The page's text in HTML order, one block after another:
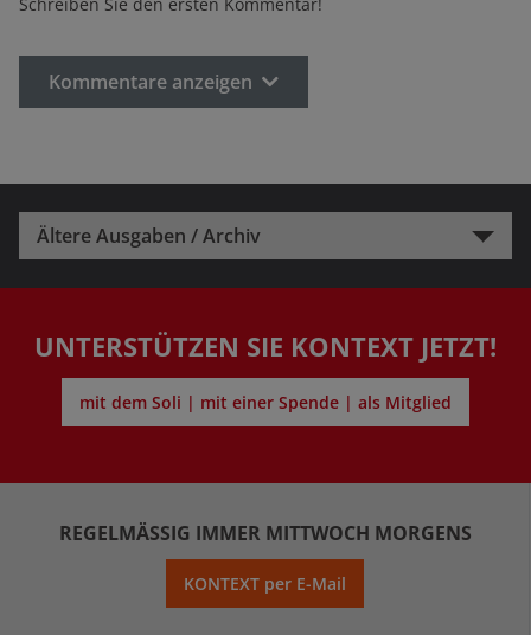
Schreiben Sie den ersten Kommentar!
Kommentare anzeigen
Ältere Ausgaben / Archiv
UNTERSTÜTZEN SIE KONTEXT JETZT!
mit dem Soli | mit einer Spende | als Mitglied
REGELMÄSSIG IMMER MITTWOCH MORGENS
KONTEXT per E-Mail